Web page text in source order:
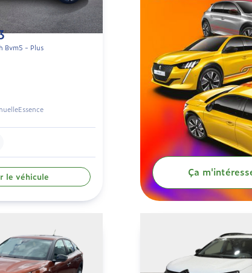
Bvm5 - Plus
Essence
le véhicule Ça